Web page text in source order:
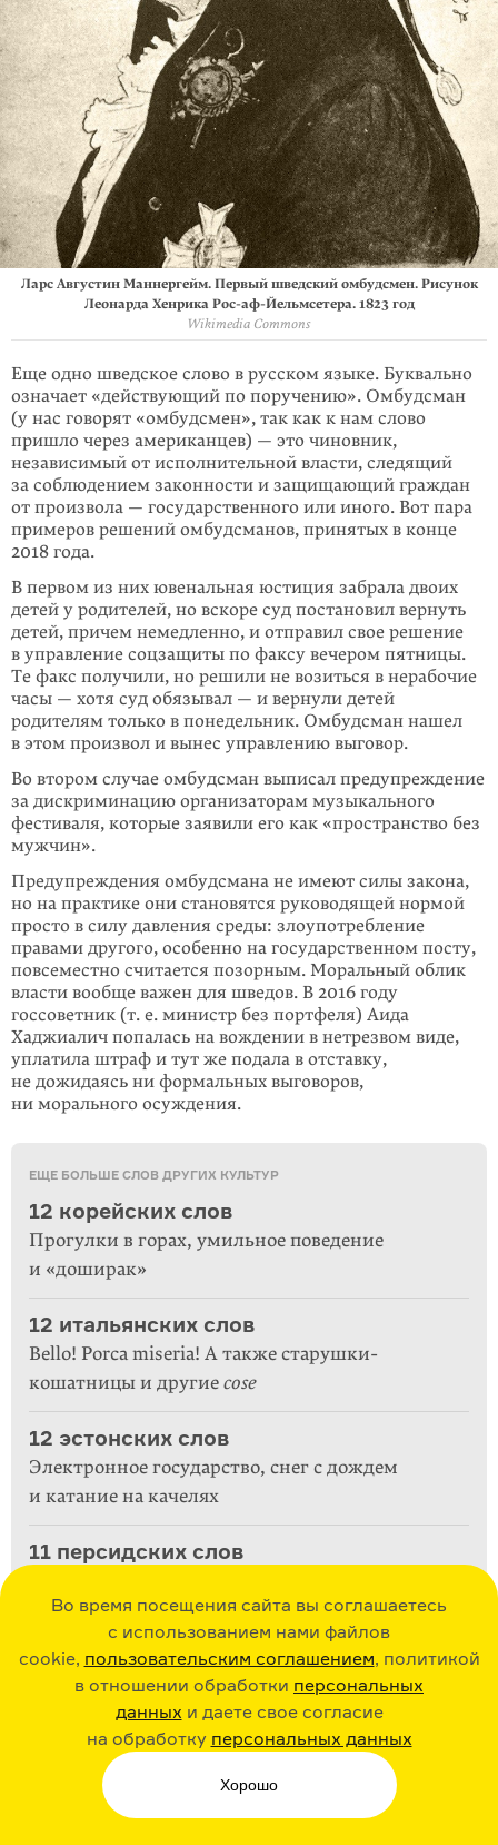
Во время посещения сайта вы соглашаетесь
с использованием нами файлов
cookie, пользовательским соглашением, политикой
в отношении обработки персональных
данных и даете свое согласие
на обработку персональных данных
Хорошо
Ларс Августин Маннергейм. Первый шведский омбудсмен. Рисунок
Леонарда Хенрика Рос-аф-Йельмсетера. 1823 год
Wikimedia Commons
Еще одно шведское слово в русском языке. Буквально
означает «действующий по поручению». Омбудсман
(у нас говорят «омбудсмен», так как к нам слово
пришло через американцев) — это чиновник,
независимый от ис­пол­нительной власти, следящий
за соблюдением законности и защищающий граждан
от произвола — государственного или иного. Вот пара
примеров решений омбудсманов, принятых в конце
2018 года.
В первом из них ювенальная юстиция забрала двоих
детей у родителей, но вскоре суд постановил вернуть
детей, причем немедленно, и отправил свое решение
в управление соцзащиты по факсу вечером пятницы.
Те факс полу­чили, но решили не возиться в нерабочие
часы — хотя суд обязывал — и вер­нули детей
родителям только в понедельник. Омбудсман нашел
в этом произвол и вынес управлению выговор.
Во втором случае омбудсман выписал предупреждение
за дискриминацию организаторам музыкального
фестиваля, которые заявили его как «прост­ранство без
мужчин».
Предупреждения омбудсмана не имеют силы закона,
но на практике они становятся руководящей нормой
просто в силу давления среды: злоупотреб­ление
правами другого, особенно на государственном посту,
повсеместно считается позорным. Моральный облик
власти вообще важен для шведов. В 2016 году
госсоветник (т. е. министр без портфеля) Аида
Хаджиалич попалась на вождении в нетрезвом виде,
уплатила штраф и тут же подала в отставку,
не дожидаясь ни формальных выговоров,
ни морального осуждения.
ЕЩЕ БОЛЬШЕ СЛОВ ДРУГИХ КУЛЬТУР
12 корейских слов
Прогулки в горах, умильное поведение
и «доширак»
12 итальянских слов
Bello! Porca miseria! А также старушки-
кошатницы и другиеcose
12 эстонских слов
Электронное государство, снег с дождем
и катание на качелях
11 персидских слов
и настоявшееся блюдо
Теги
Скандинавия